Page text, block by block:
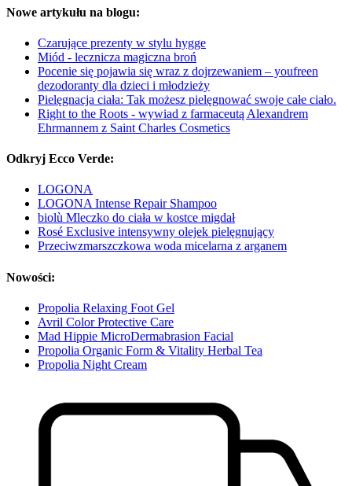
Nowe artykułu na blogu:
Czarujące prezenty w stylu hygge
Miód - lecznicza magiczna broń
Pocenie się pojawia się wraz z dojrzewaniem – youfreen
dezodoranty dla dzieci i młodzieży
Pielęgnacja ciała: Tak możesz pielęgnować swoje całe ciało.
Right to the Roots - wywiad z farmaceutą Alexandrem
Ehrmannem z Saint Charles Cosmetics
Odkryj Ecco Verde:
LOGONA
LOGONA Intense Repair Shampoo
biolù Mleczko do ciała w kostce migdał
Rosé Exclusive intensywny olejek pielęgnujący
Przeciwzmarszczkowa woda micelarna z arganem
Nowości:
Propolia Relaxing Foot Gel
Avril Color Protective Care
Mad Hippie MicroDermabrasion Facial
Propolia Organic Form & Vitality Herbal Tea
Propolia Night Cream